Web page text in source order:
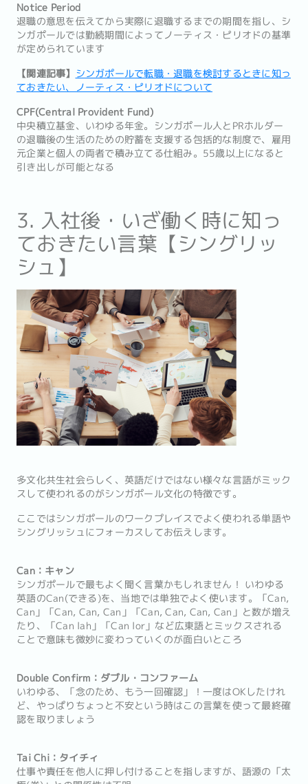
Notice Period
退職の意思を伝えてから実際に退職するまでの期間を指し、シ
ンガポールでは勤続期間によってノーティス・ピリオドの基準
が定められています
【関連記事】 シンガポールで転職・退職を検討するときに知っ
ておきたい、ノーティス・ピリオドについて
CPF(Central Provident Fund)
中央積立基金、いわゆる年金。シンガポール人とPRホルダー
の退職後の生活のための貯蓄を支援する包括的な制度で、雇用
元企業と個人の両者で積み立てる仕組み。55歳以上になると
引き出しが可能となる
3. 入社後・いざ働く時に知っ
ておきたい言葉【シングリッ
シュ】
多文化共生社会らしく、英語だけではない様々な言語がミック
スして使われるのがシンガポール文化の特徴です。
ここではシンガポールのワークプレイスでよく使われる単語や
シングリッシュにフォーカスしてお伝えします。
Can：キャン
シンガポールで最もよく聞く言葉かもしれません！ いわゆる
英語のCan(できる)を、当地では単独でよく使います。「Can,
Can」「Can, Can, Can」「Can, Can, Can, Can」と数が増え
たり、「Can lah」「Can lor」など広東語とミックスされる
ことで意味も微妙に変わっていくのが面白いところ
Double Confirm：ダブル・コンファーム
いわゆる、「念のため、もう一回確認」！一度はOKしたけれ
ど、やっぱりちょっと不安という時はこの言葉を使って最終確
認を取りましょう
Tai Chi：タイチィ
仕事や責任を他人に押し付けることを指しますが、語源の「太